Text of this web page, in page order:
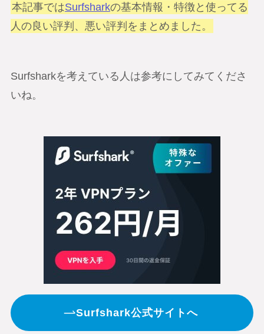
本記事ではSurfsharkの基本情報・特徴と使ってる
人の良い評判、悪い評判をまとめました。
Surfsharkを考えている人は参考にしてみてくださ
いね。
Surfshark公式サイトへ